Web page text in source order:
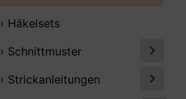
› Häkelsets
› Schnittmuster
› Strickanleitungen